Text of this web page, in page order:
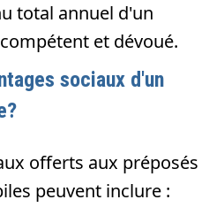
total annuel d'un
et dévoué.
sociaux d'un
offerts aux préposés
peuvent inclure :